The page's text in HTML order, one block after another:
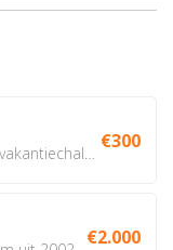
€300
€2.000